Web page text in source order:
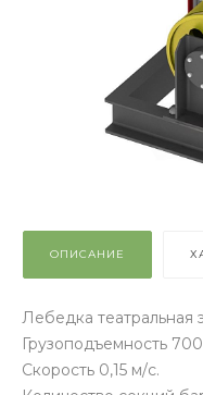
ОПИСАНИЕ
Лебедка театральная
Грузоподъемность 700
Скорость 0,15 м/с.